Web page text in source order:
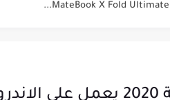
أفضل تطبيق ستقوم بتنزيله لسنة 2020 يعمل